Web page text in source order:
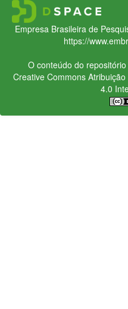
Empresa Brasileira de
https://
O conteúdo do
Creative CommonsAtribuição
4.0